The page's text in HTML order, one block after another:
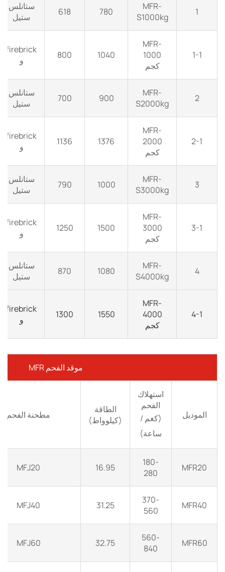
1
MFR-
S1000kg
780
618
ستانلس
ستيل
1-1
MFR-
1000
كجم
1040
800
firebrick
و
2
MFR-
S2000kg
900
700
ستانلس
ستيل
2-1
MFR-
2000
كجم
1376
1136
firebrick
و
3
MFR-
S3000kg
1000
790
ستانلس
ستيل
3-1
MFR-
3000
كجم
1500
1250
firebrick
و
4
MFR-
S4000kg
1080
870
ستانلس
ستيل
4-1
MFR-
4000
كجم
1550
1300
firebrick
و
موقد الفحم MFR
الموديل
استهلاك
الفحم
(كغم /
ساعة)
الطاقة
(كيلوواط)
مطحنة الفحم
MFR20
180-
280
16.95
MFJ20
MFR40
370-
560
31.25
MFJ40
MFR60
560-
840
32.75
MFJ60